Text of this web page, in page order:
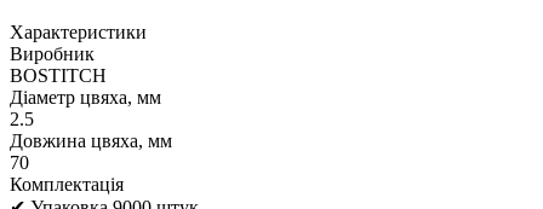
Характеристики
Виробник
BOSTITCH
Діаметр цвяха, мм
2.5
Довжина цвяха, мм
70
Комплектація